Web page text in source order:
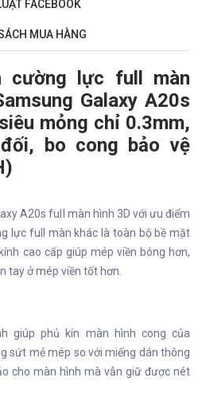
FACEBOOK
MUA HÀNG
cường lực full màn
Galaxy A20s
mỏng chỉ 0.3mm,
bo cong bảo vệ
A20s full màn hình 3D với ưu điểm
lực full màn khác là toàn bộ bề mặt
cao cấp giúp mép viền bóng hơn,
tay ở mép viền tốt hơn.
giúp phủ kín màn hình cong của
sứt mẻ mép so với miếng dán thông
cho màn hình mà vẫn giữ được nét